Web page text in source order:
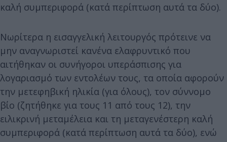
καλή συμπεριφορά (κατά περίπτωση αυτά τα δύο).
Νωρίτερα η εισαγγελική λειτουργός πρότεινε να
μην αναγνωριστεί κανένα ελαφρυντικό που
αιτήθηκαν οι συνήγοροι υπεράσπισης για
λογαριασμό των εντολέων τους, τα οποία αφορούν
την μετεφηβική ηλικία (για όλους), τον σύννομο
βίο (ζητήθηκε για τους 11 από τους 12), την
ειλικρινή μεταμέλεια και τη μεταγενέστερη καλή
συμπεριφορά (κατά περίπτωση αυτά τα δύο), ενώ